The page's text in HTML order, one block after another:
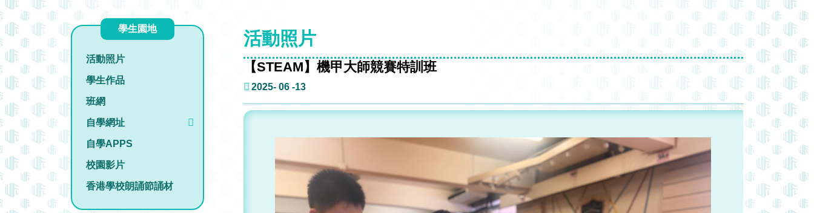
學生園地
活動照片
學生作品
班網
自學網址
自學APPS
校園影片
香港學校朗誦節誦材
活動照片
【STEAM】機甲大師競賽特訓班
2025- 06 -13